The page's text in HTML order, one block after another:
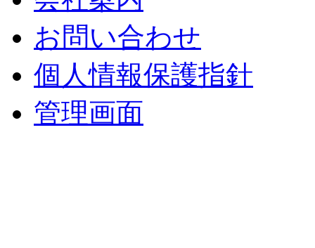
お問い合わせ
個人情報保護指針
管理画面